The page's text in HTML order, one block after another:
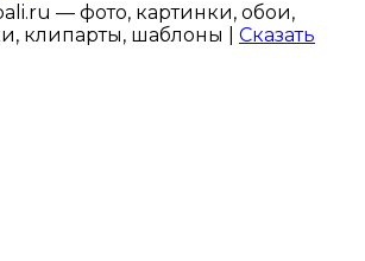
— фото, картинки, обои,
клипарты, шаблоны | Сказать